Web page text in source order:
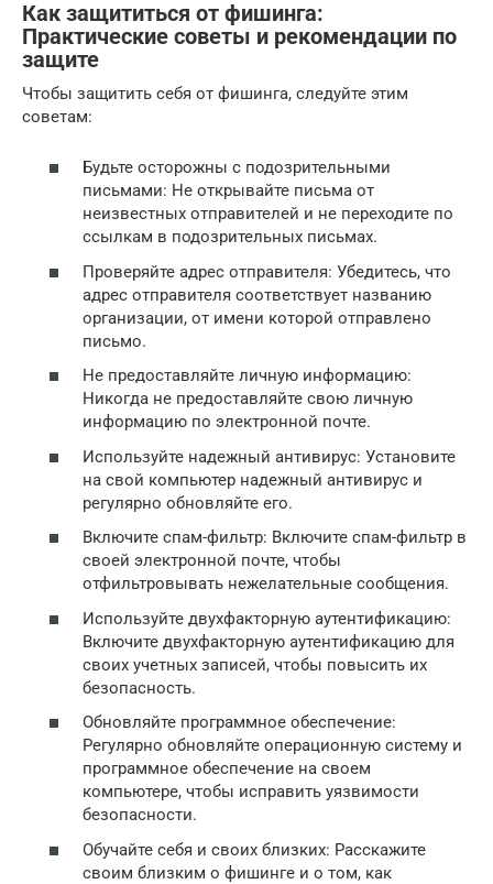
Как защититься от фишинга:
Практические советы и рекомендации по
защите
Чтобы защитить себя от фишинга, следуйте этим
советам:
Будьте осторожны с подозрительными
письмами: Не открывайте письма от
неизвестных отправителей и не переходите по
ссылкам в подозрительных письмах.
Проверяйте адрес отправителя: Убедитесь, что
адрес отправителя соответствует названию
организации, от имени которой отправлено
письмо.
Не предоставляйте личную информацию:
Никогда не предоставляйте свою личную
информацию по электронной почте.
Используйте надежный антивирус: Установите
на свой компьютер надежный антивирус и
регулярно обновляйте его.
Включите спам-фильтр: Включите спам-фильтр в
своей электронной почте, чтобы
отфильтровывать нежелательные сообщения.
Используйте двухфакторную аутентификацию:
Включите двухфакторную аутентификацию для
своих учетных записей, чтобы повысить их
безопасность.
Обновляйте программное обеспечение:
Регулярно обновляйте операционную систему и
программное обеспечение на своем
компьютере, чтобы исправить уязвимости
безопасности.
Обучайте себя и своих близких: Расскажите
своим близким о фишинге и о том, как